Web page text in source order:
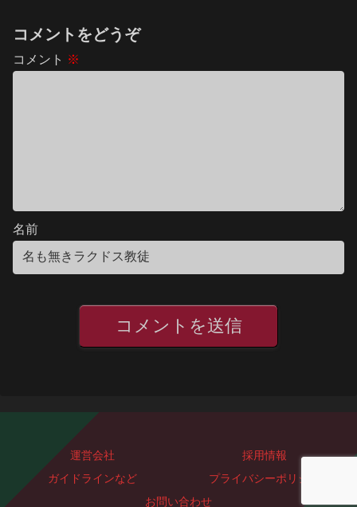
コメントをどうぞ
コメント ※
名前
運営会社
採用情報
ガイドラインなど
プライバシーポリシー
お問い合わせ